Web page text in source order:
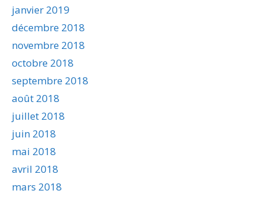
janvier 2019
décembre 2018
novembre 2018
octobre 2018
septembre 2018
août 2018
juillet 2018
juin 2018
mai 2018
avril 2018
mars 2018